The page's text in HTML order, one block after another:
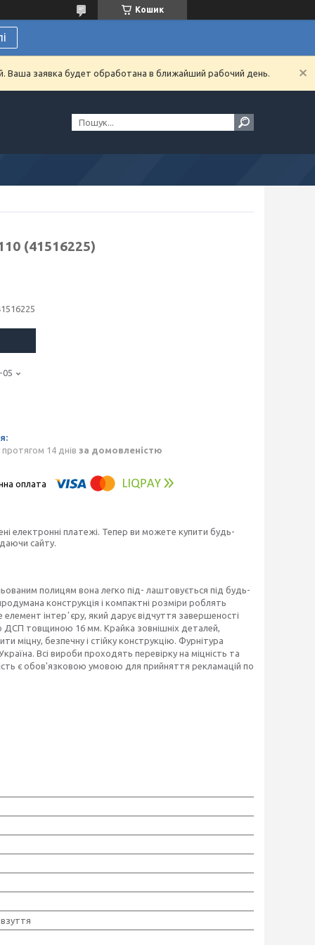
Кошик
Ваша заявка будет обработана в ближайший рабочий день.
(41516225)
05
14 днів за домовленістю
електронні платежі. Тепер ви можете купити будь-
сайту.
полицям вона легко під- лаштовується під будь-
конструкція і компактні розміри роблять
інтерʼєру, який дарує відчуття завершеності
ДСП товщиною 16 мм. Крайка зовнішніх деталей,
безпечну і стійку конструкцію. Фурнітура
Всі вироби проходять перевірку на міцність та
є обов'язковою умовою для прийняття рекламацій по